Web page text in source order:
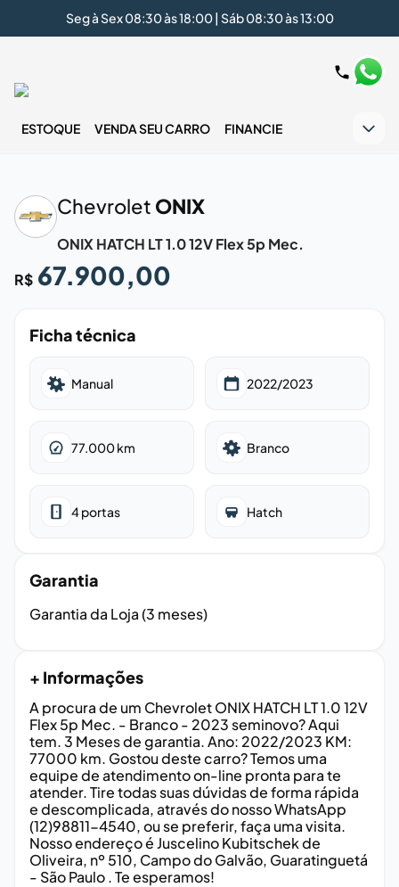
Seg à Sex 08:30 às 18:00 | Sáb 08:30 às 13:00
ESTOQUE VENDA SEU CARRO FINANCIE
Chevrolet ONIX
ONIX HATCH LT 1.0 12V Flex 5p Mec.
R$ 67.900,00
Ficha técnica
Manual 2022/2023
77.000km Branco
4portas Hatch
Garantia
Garantia da Loja (3 meses)
+ Informações
A procura de um Chevrolet ONIX HATCH LT 1.0 12V
Flex 5p Mec. - Branco - 2023 seminovo? Aqui
tem. 3 Meses de garantia. Ano: 2022/2023 KM:
77000 km. Gostou deste carro? Temos uma
equipe de atendimento on-line pronta para te
atender. Tire todas suas dúvidas de forma rápida
e descomplicada, através do nosso WhatsApp
(12)98811-4540, ou se preferir, faça uma visita.
Nosso endereço é Juscelino Kubitschek de
Oliveira, nº 510, Campo do Galvão, Guaratinguetá
- São Paulo . Te esperamos!